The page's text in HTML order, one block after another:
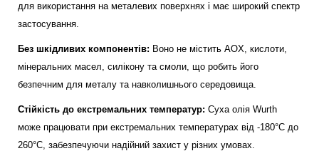
для використання на металевих поверхнях і має широкий спектр
застосування.
Без шкідливих компонентів: Воно не містить AOX, кислоти,
мінеральних масел, силікону та смоли, що робить його
безпечним для металу та навколишнього середовища.
Стійкість до екстремальних температур: Суха олія Wurth
може працювати при екстремальних температурах від -180°C до
260°C, забезпечуючи надійний захист у різних умовах.